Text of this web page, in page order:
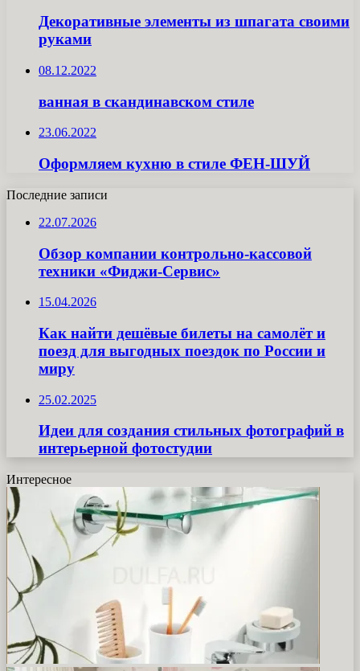
Декоративные элементы из шпагата своими
руками
08.12.2022
ванная в скандинавском стиле
23.06.2022
Оформляем кухню в стиле ФЕН-ШУЙ
Последние записи
22.07.2026
Обзор компании контрольно-кассовой
техники «Фиджи-Сервис»
15.04.2026
Как найти дешёвые билеты на самолёт и
поезд для выгодных поездок по России и
миру
25.02.2025
Идеи для создания стильных фотографий в
интерьерной фотостудии
Интересное